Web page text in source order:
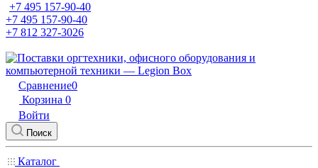
+7 495 157-90-40
+7 495 157-90-40
+7 812 327-3026
Сравнение0
Корзина 0
Войти
Поиск
Каталог